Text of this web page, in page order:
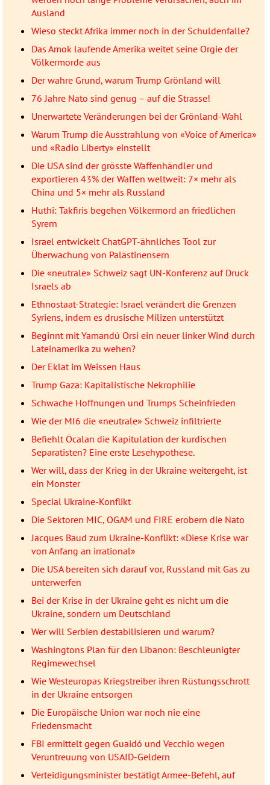
Ausland
Wieso steckt Afrika immer noch in der Schuldenfalle?
Das Amok laufende Amerika weitet seine Orgie der
Völkermorde aus
Der wahre Grund, warum Trump Grönland will
76 Jahre Nato sind genug – auf die Strasse!
Unerwartete Veränderungen bei der Grönland-Wahl
Warum Trump die Ausstrahlung von «Voice of America»
und «Radio Liberty» einstellt
Die USA sind der grösste Waffenhändler und
exportieren 43% der Waffen weltweit: 7× mehr als
China und 5× mehr als Russland
Huthi: Takfiris begehen Völkermord an friedlichen
Syrern
Israel entwickelt ChatGPT-ähnliches Tool zur
Überwachung von Palästinensern
Die «neutrale» Schweiz sagt UN-Konferenz auf Druck
Israels ab
Ethnostaat-Strategie: Israel verändert die Grenzen
Syriens, indem es drusische Milizen unterstützt
Beginnt mit Yamandú Orsi ein neuer linker Wind durch
Lateinamerika zu wehen?
Der Eklat im Weissen Haus
Trump Gaza: Kapitalistische Nekrophilie
Schwache Hoffnungen und Trumps Scheinfrieden
Wie der MI6 die «neutrale» Schweiz infiltrierte
Befiehlt Öcalan die Kapitulation der kurdischen
Separatisten? Eine erste Lesehypothese.
Wer will, dass der Krieg in der Ukraine weitergeht, ist
ein Monster
Special Ukraine-Konflikt
Die Sektoren MIC, OGAM und FIRE erobern die Nato
Jacques Baud zum Ukraine-Konflikt: «Diese Krise war
von Anfang an irrational»
Die USA bereiten sich darauf vor, Russland mit Gas zu
unterwerfen
Bei der Krise in der Ukraine geht es nicht um die
Ukraine, sondern um Deutschland
Wer will Serbien destabilisieren und warum?
Washingtons Plan für den Libanon: Beschleunigter
Regimewechsel
Wie Westeuropas Kriegstreiber ihren Rüstungsschrott
in der Ukraine entsorgen
Die Europäische Union war noch nie eine
Friedensmacht
FBI ermittelt gegen Guaidó und Vecchio wegen
Veruntreuung von USAID-Geldern
Verteidigungsminister bestätigt Armee-Befehl, auf